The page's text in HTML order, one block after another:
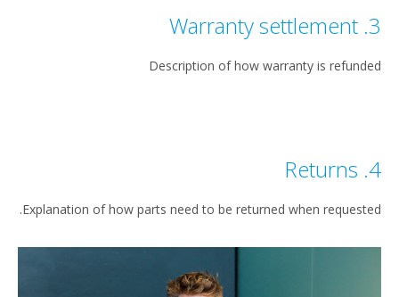
3. Warranty settlement
Description of how warranty is refunded
4. Returns
Explanation of how parts need to be returned when requested.